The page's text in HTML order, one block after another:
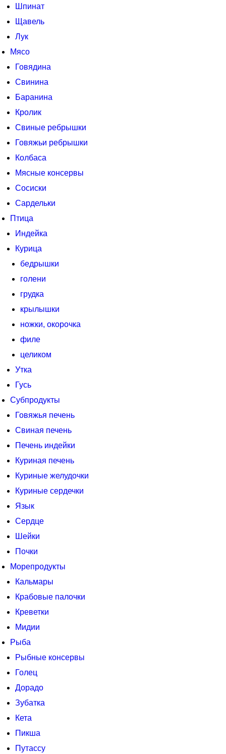
Шпинат
Щавель
Лук
Мясо
Говядина
Свинина
Баранина
Кролик
Свиные ребрышки
Говяжьи ребрышки
Колбаса
Мясные консервы
Сосиски
Сардельки
Птица
Индейка
Курица
бедрышки
голени
грудка
крылышки
ножки, окорочка
филе
целиком
Утка
Гусь
Субпродукты
Говяжья печень
Свиная печень
Печень индейки
Куриная печень
Куриные желудочки
Куриные сердечки
Язык
Сердце
Шейки
Почки
Морепродукты
Кальмары
Крабовые палочки
Креветки
Мидии
Рыба
Рыбные консервы
Голец
Дорадо
Зубатка
Кета
Пикша
Путассу